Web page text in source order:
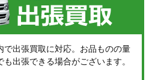
で出張買取に対応。お品ものの量
出張できる場合がございます。